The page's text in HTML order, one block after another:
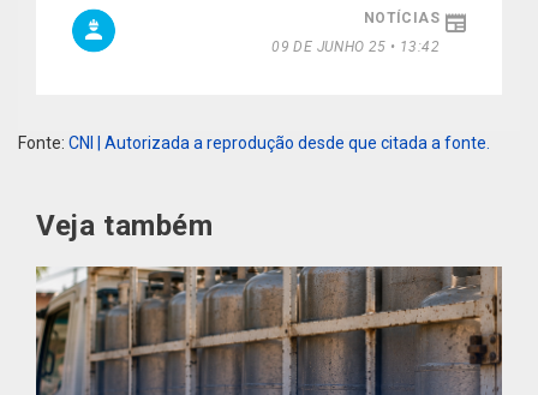
NOTÍCIAS
09 DE JUNHO 25 • 13:42
Fonte: CNI | Autorizada a reprodução desde que citada a fonte.
Veja também